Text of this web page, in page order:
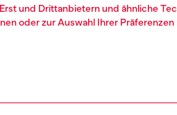
und Drittanbietern und ähnliche
oder zur Auswahl Ihrer Präferenzen